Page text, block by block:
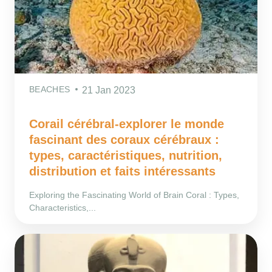
BEACHES 21 Jan 2023
Corail cérébral-explorer le monde
fascinant des coraux cérébraux :
types, caractéristiques, nutrition,
distribution et faits intéressants
Exploring the Fascinating World of Brain Coral : Types,
Characteristics,...